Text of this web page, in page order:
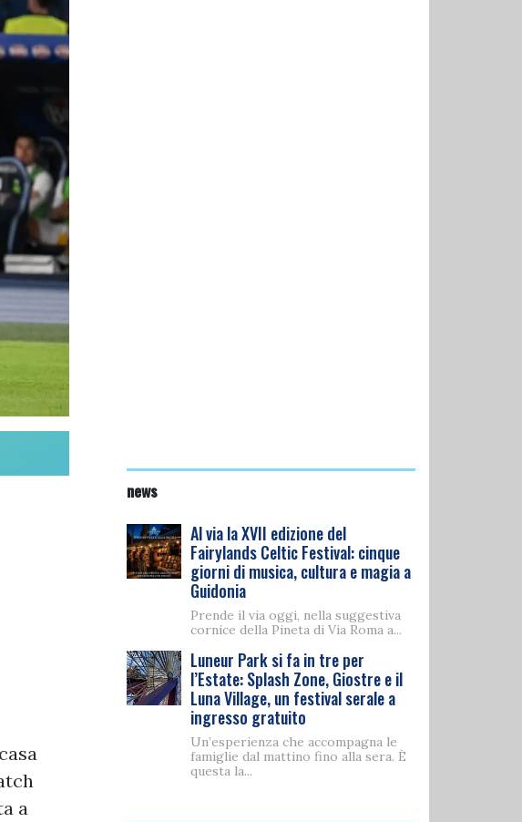
a
news
Al via la XVII edizione del
Fairylands Celtic Festival: cinque
giorni di musica, cultura e magia a
Guidonia
Prende il via oggi, nella suggestiva
cornice della Pineta di Via Roma a...
Luneur Park si fa in tre per
l’Estate: Splash Zone, Giostre e il
Luna Village, un festival serale a
ingresso gratuito
Un’esperienza che accompagna le
famiglie dal mattino fino alla sera. È
questa la...